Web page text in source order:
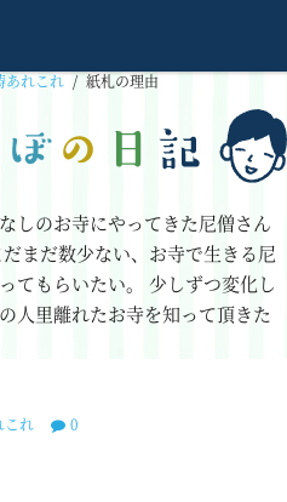
あれこれ / 紙札の理由
しのお寺にやってきた尼僧さん
だまだ数少ない、お寺で生きる尼
てもらいたい。
少しずつ変化し
人里離れたお寺を知って頂きた
これ 0